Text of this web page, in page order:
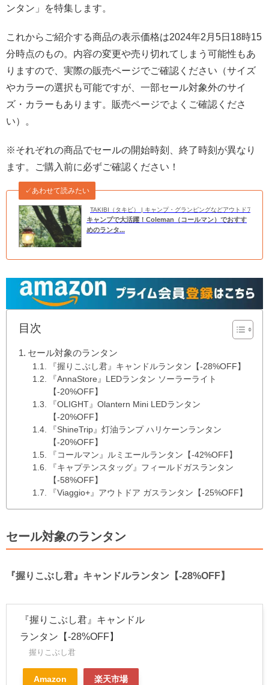
ンタン」を特集します。
これからご紹介する商品の表示価格は2024年2月5日18時15
分時点のもの。内容の変更や売り切れてしまう可能性もあ
りますので、実際の販売ページでご確認ください（サイズ
やカラーの選択も可能ですが、一部セール対象外のサイ
ズ・カラーもあります。販売ページでよくご確認くださ
い）。
※それぞれの商品でセールの開始時刻、終了時刻が異なり
ます。ご購入前に必ずご確認ください！
TAKIBI（タキビ） | キャンプ・グランピングなどアウトドアの総
✓あわせて読みたい
キャンプで大活躍！Coleman（コールマン）でおすす
めのランタ...
目次
セール対象のランタン
『握りこぶし君』キャンドルランタン【-28%OFF】
『AnnaStore』LEDランタン ソーラーライト
【-20%OFF】
『OLIGHT』Olantern Mini LEDランタン
【-20%OFF】
『ShineTrip』灯油ランプ ハリケーンランタン
【-20%OFF】
『コールマン』ルミエールランタン【-42%OFF】
『キャプテンスタッグ』フィールドガスランタン
【-58%OFF】
『Viaggio+』アウトドア ガスランタン【-25%OFF】
セール対象のランタン
『握りこぶし君』キャンドルランタン【-28%OFF】
『握りこぶし君』キャンドル
ランタン【-28%OFF】
握りこぶし君
Amazon 楽天市場